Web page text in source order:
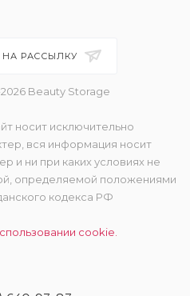
РАССЫЛКУ
Beauty Storage
носит исключительно
вся информация носит
и ни при каких условиях не
определяемой положениями
кодекса РФ
cookie.